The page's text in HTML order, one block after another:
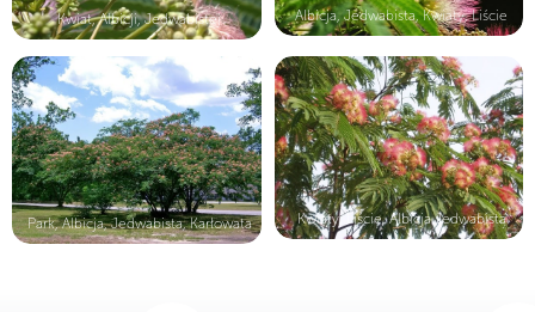
Kwiat, Albicji, Jedwabistej Albicja, Jedwabista, Kwiaty, Liście
Park, Albicja, Jedwabista, Karłowata Kwiaty, Liście, Albicja Jedwabista